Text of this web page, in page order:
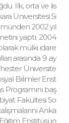
İlk, orta ve lis
Üniversitesi Si
2002 yıl
yaptı. 2004
mülki idare
arasında 9 ay
Üniversite
Bilimler Enst
Programını baş
Fakültesi So
Anka
Enstitüsün